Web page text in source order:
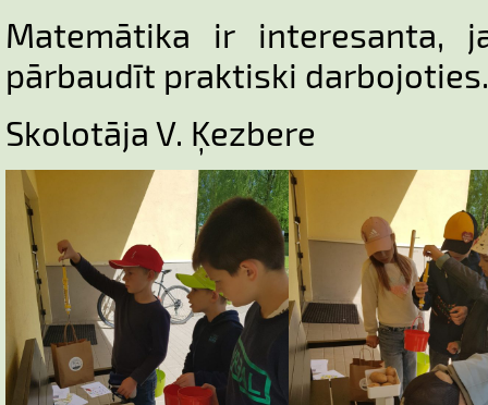
Matemātika ir interesanta,
pārbaudīt praktiski
Skolotāja V. Ķezbere